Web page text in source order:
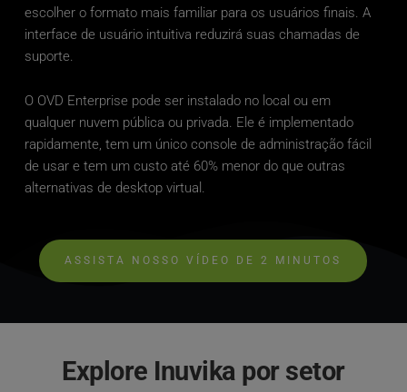
escolher o formato mais familiar para os usuários finais. A
interface de usuário intuitiva reduzirá suas chamadas de
suporte.
O OVD Enterprise pode ser instalado no local ou em
qualquer nuvem pública ou privada. Ele é implementado
rapidamente, tem um único console de administração fácil
de usar e tem um custo até 60% menor do que outras
alternativas de desktop virtual.
ASSISTA NOSSO VÍDEO DE 2 MINUTOS
Explore Inuvika por setor